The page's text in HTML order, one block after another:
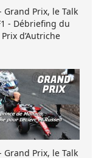
Grand Prix, le Talk
- Débriefing du
d’Autriche
Grand Prix, le Talk